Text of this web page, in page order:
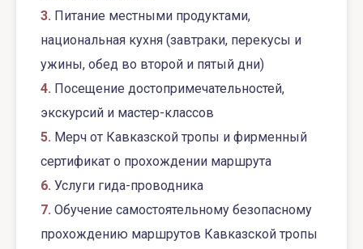
3. Питание местными продуктами,
национальная кухня (завтраки, перекусы и
ужины, обед во второй и пятый дни)
4. Посещение достопримечательностей,
экскурсий и мастер-классов
5. Мерч от Кавказской тропы и фирменный
сертификат о прохождении маршрута
6. Услуги гида-проводника
7. Обучение самостоятельному безопасному
прохождению маршрутов Кавказской тропы